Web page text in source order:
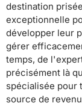
destination
exceptionnelle
développer leur
gérer
temps, de
précisément là
spécialisée pour
source de